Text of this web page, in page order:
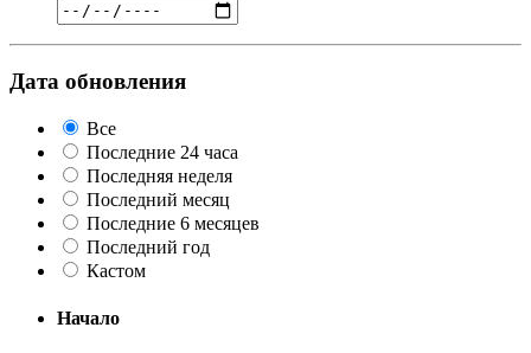
Дата обновления
Все
Последние 24 часа
Последняя неделя
Последний месяц
Последние 6 месяцев
Последний год
Кастом
Начало